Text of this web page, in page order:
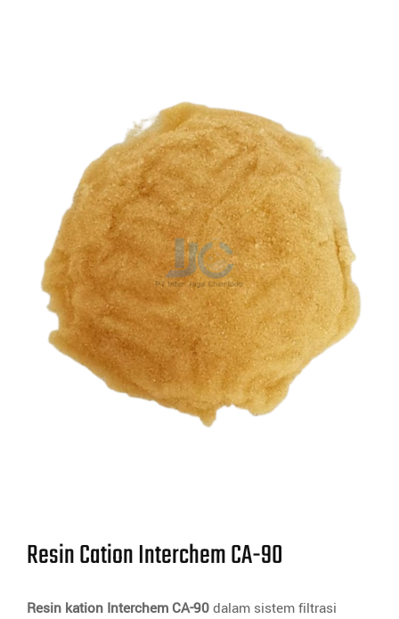
Resin Cation Interchem CA-90
Resin kation Interchem CA-90dalam sistem filtrasi